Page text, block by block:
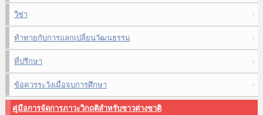
วีซ่า
ท้าทายกับการแลกเปลี่ยนวัฒนธรรม
ที่ปรึกษา
ข้อควรระวังเมื่อจบการศึกษา
คู่มือการจัดการภาวะวิกฤติสำหรับชาวต่างชาติ